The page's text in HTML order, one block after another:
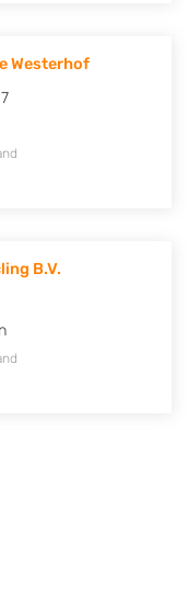
Westerhof
B.V.